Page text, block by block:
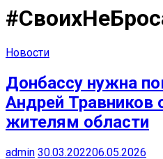
Новости
Донбассу нужна
Андрей Травников
жителям области
admin 30.03.202206.05.2026